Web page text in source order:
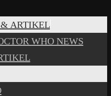
ARTIKEL
WHO NEWS